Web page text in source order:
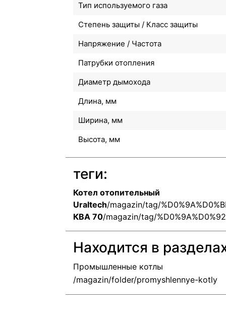
Тип используемого газа
Степень защиты / Класс защиты
Напряжение / Частота
Патрубки отопления
Диаметр дымохода
Длина, мм
Ширина, мм
Высота, мм
теги:
Котел отопительный
Uraltech/magazin/tag/
КВА 70/magazin/tag/
Находится в
Промышленные котлы